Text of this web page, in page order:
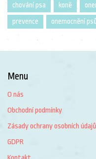
chování psa
koně
prevence
onemocnění
Menu
O nás
Obchodní podmínky
Zásady ochrany osobních údajů
GDPR